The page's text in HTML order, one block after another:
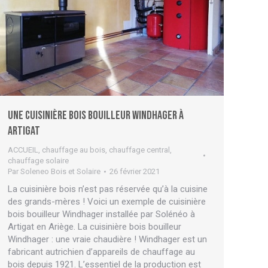
Une cuisinière bois bouilleur Windhager à
Artigat
ACCUEIL chauffage au bois chauffage central
chauffage solaire
Par Soleneo Bois et Solaire 26 février 2021
La cuisinière bois n’est pas réservée qu’à la cuisine
des grands-mères ! Voici un exemple de cuisinière
bois bouilleur Windhager installée par Solénéo à
Artigat en Ariège. La cuisinière bois bouilleur
Windhager : une vraie chaudière ! Windhager est un
fabricant autrichien d’appareils de chauffage au
bois depuis 1921. L’essentiel de la production est